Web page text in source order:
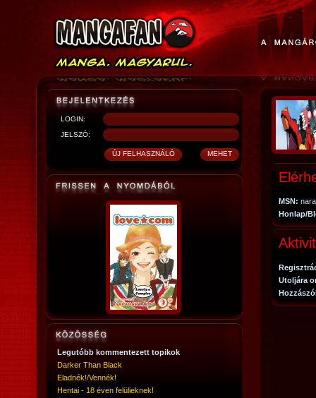
LOGIN:
JELSZÓ:
Legutóbb kommentezett topikok
Darker Than Black
Eladnék!/Vennék!
Hentai - 18 éven felülieknek!
MSN:
Honlap/
Utoljára